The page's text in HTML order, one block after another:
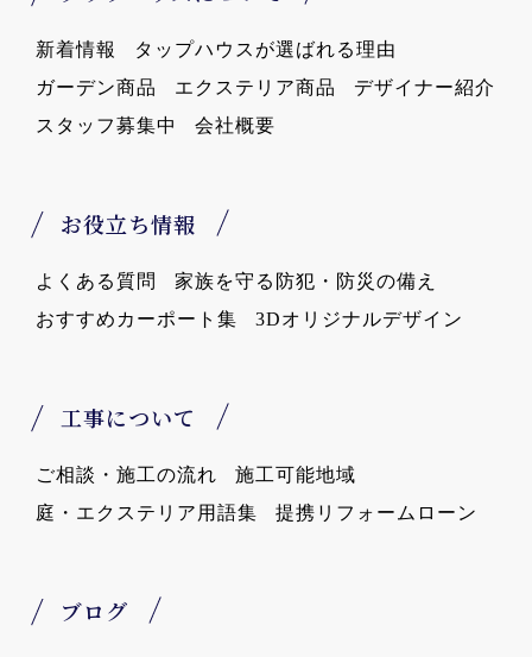
新着情報
タップハウスが選ばれる理由
ガーデン商品
エクステリア商品
デザイナー紹介
スタッフ募集中
会社概要
お役立ち情報
よくある質問
家族を守る防犯・防災の備え
おすすめカーポート集
3Dオリジナルデザイン
工事について
ご相談・施工の流れ
施工可能地域
庭・エクステリア用語集
提携リフォームローン
ブログ